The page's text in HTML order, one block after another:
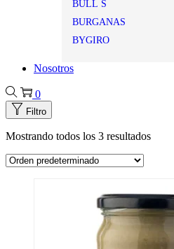
BULL S
BURGANAS
BYGIRO
Nosotros
0
Filtro
Mostrando todos los 3 resultados